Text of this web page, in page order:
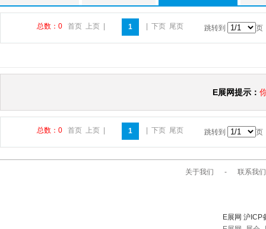
总数：0 首页 上页 1 下页 尾页 跳转到 页
E展网提示：
总数：0 首页 上页 1 下页 尾页 跳转到 页
关于我们 - 联系我们
E展网 沪